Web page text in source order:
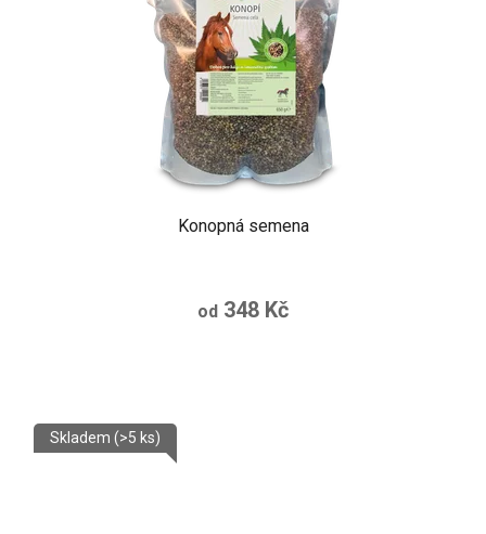
Konopná semena
od 348 Kč
Skladem (>5 ks)